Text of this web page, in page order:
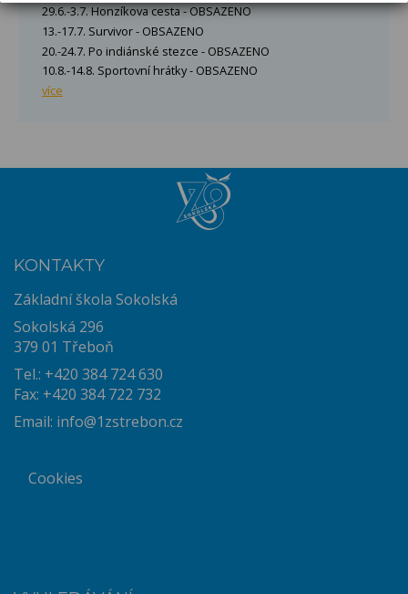
29.6.-3.7. Honzíkova cesta - OBSAZENO
13.-17.7. Survivor - OBSAZENO
20.-24.7. Po indiánské stezce - OBSAZENO
10.8.-14.8. Sportovní hrátky - OBSAZENO
více
KONTAKTY
Základní škola Sokolská
Sokolská 296
379 01 Třeboň
Tel.: +420 384 724 630
Fax: +420 384 722 732
Email: info@1zstrebon.cz
Cookies